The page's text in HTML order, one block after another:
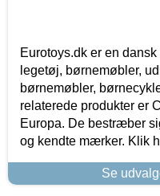
Eurotoys.dk er en
legetøj, børnemøbler,
børnemøbler,
relaterede produkter er
Europa. De bestræber
og kendte mærker. Klik
Se